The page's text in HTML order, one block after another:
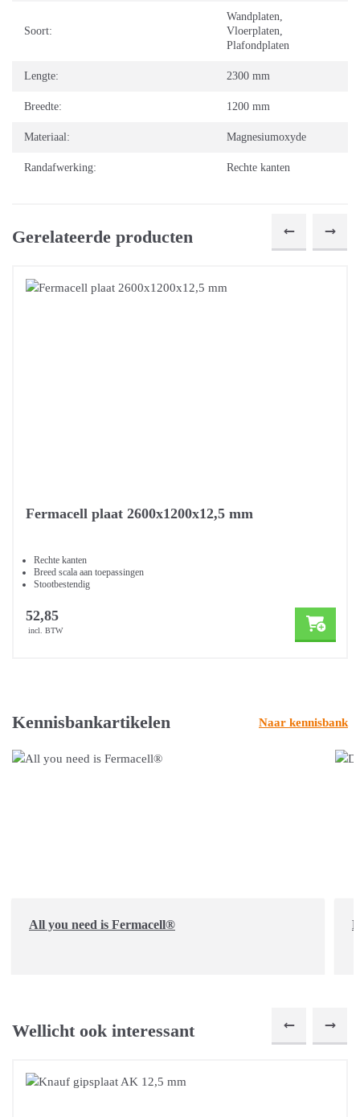
Soort:
Wandplaten,
Vloerplaten,
Plafondplaten
Lengte: 2300 mm
Breedte: 1200 mm
Materiaal: Magnesiumoxyde
Randafwerking: Rechte kanten
Gerelateerde producten
Fermacell plaat 2600x1200x12,5 mm
Rechte kanten
Breed scala aan toepassingen
Stootbestendig
52,85
incl. BTW
Kennisbankartikelen Naar kennisbank
All you need is Fermacell®
Wellicht ook interessant